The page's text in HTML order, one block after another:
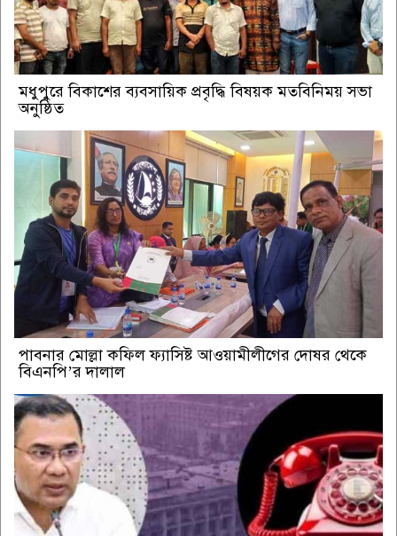
মধুপুরে বিকাশের ব্যবসায়িক প্রবৃদ্ধি বিষয়ক মতবিনিময় সভা
অনুষ্ঠিত
পাবনার মোল্লা কফিল ফ্যাসিষ্ট আওয়ামীলীগের দোষর থেকে
বিএনপি’র দালাল